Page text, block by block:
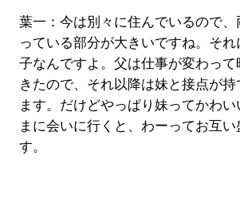
葉一：今は別々に住んでいるので、
っている部分が大きいですね。それ
子なんですよ。父は仕事が変わっ
きたので、それ以降は妹と接点が
ます。だけどやっぱり妹ってかわ
まに会いに行くと、わーってお互い
す。